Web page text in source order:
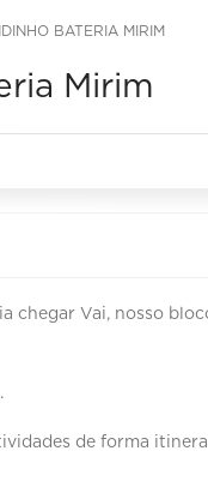
BATERIA MIRIM
Mirim
chegar Vai, nosso
de forma